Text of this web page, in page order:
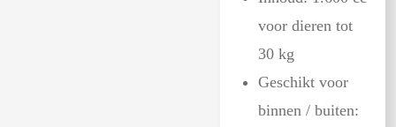
voor dieren tot
30 kg
Geschikt voor
binnen / buiten: